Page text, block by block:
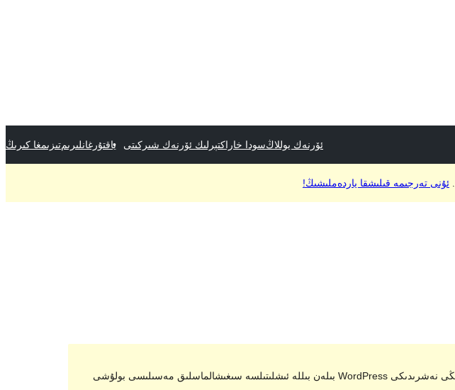
ئۆرنەك يوللاڭسودا خاراكتېرلىك ئۆرنەك شىركىتى ياقتۇرغانلىرىمتىزىمغا كىرىڭ
ئۇنى تەرجىمە قىلىشقا ياردەملىشىڭ!
. ئۇ ئەمدى يېڭىلانماسلىقى ياكى ئاسرالماسلىقى مۇمكىن، يېڭى نەشرىدىكى WordPress بىلەن بىللە ئىشلىتىلسە سىغىشالماسلىق مەسىلىسى بولۇشى